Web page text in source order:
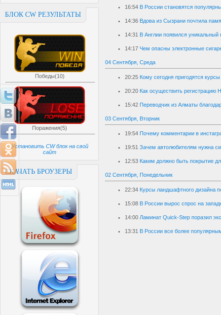
БЛОК CW РЕЗУЛЬТАТЫ
Победы(10)
Поражения(5)
Установить CW блок на свой
сайт
СКАЧАТЬ БРОУЗЕРЫ
16:54 В России становятся
14:36 Вдова из Сызрани почтила
14:31 В Англии появился уникальный
14:17 Чем опасны электронные
04 Сентября, Среда
20:25 Кому сегодня пригодятся
20:20 Как осуществить регистрацию
15:42 Переводчик из Алматы
03 Сентября, Вторник
19:54 Почему комментарии в
19:51 Зачем автолюбителям нужна
12:53 Каким должно быть покрытие
02 Сентября, Понедельник
22:34 Курсы ландшафтного дизайна
15:08 В России вырос спрос на
14:00 Ламинат Quick-Step поразил
13:31 В России все более